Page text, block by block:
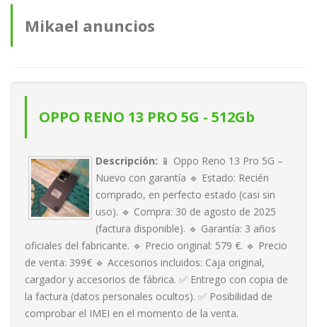
Mikael anuncios
OPPO RENO 13 PRO 5G - 512Gb
Descripción: 📱 Oppo Reno 13 Pro 5G –
Nuevo con garantía 🔹 Estado: Recién
comprado, en perfecto estado (casi sin
uso). 🔹 Compra: 30 de agosto de 2025
(factura disponible). 🔹 Garantía: 3 años
oficiales del fabricante. 🔹 Precio original: 579 €. 🔹 Precio
de venta: 399€ 🔹 Accesorios incluidos: Caja original,
cargador y accesorios de fábrica. ✅ Entrego con copia de
la factura (datos personales ocultos). ✅ Posibilidad de
comprobar el IMEI en el momento de la venta.